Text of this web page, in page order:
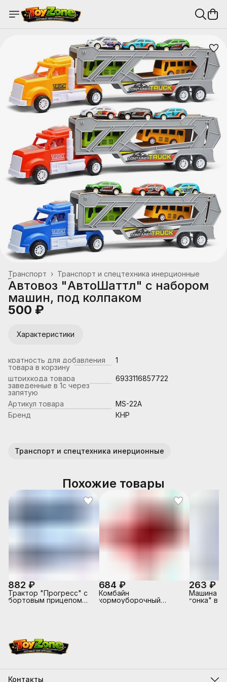
Транспорт и спецтехника инерционные
Транспорт ›
Главная
Автовоз "АвтоШаттл" с набором
машин, под колпаком
500 ₽
Характеристики
кратность для добавления
товара в корзину
1
штрихкода товара
заведенные в 1с через
запятую
6933116857722
Артикул товара
MS-22A
Бренд
КНР
Транспорт и спецтехника инерционные
Похожие товары
882 ₽
Трактор "Прогресс" с
бортовым прицепом
684 ₽
Комбайн
кормоуборочный
263 ₽
Машина
гонка" в
Контакты